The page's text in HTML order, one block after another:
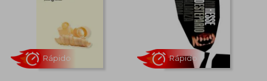
dcto. dcto.